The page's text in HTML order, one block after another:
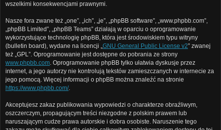
wszelkimi konsekwencjami prawnymi.
Nasze fora zwane też „one”, „ich”, „je”, „phpBB software”, „www.phpbb.com”,
„phpBB Limited”, „phpBB Teams” działają w oparciu o oprogramowanie
wykorzystujące technologię phpBB, która jest środowiskiem typu witryny
(bulletin board), wydane na licencji „GNU General Public License v2” zwanej
też „GPL”. Oprogramowanie jest dostępne do pobrania ze strony
www.phpbb.com. Oprogramowanie phpBB tylko ułatwia dyskusje przez
internet, a jego autorzy nie kontrolują tekstów zamieszczanych w internecie za
jego pomocą. Więcej informacji o phpBB można znaleźć na stronie
https://www.phpbb.com/.
Akceptujesz zakaz publikowania wypowiedzi o charakterze obraźliwym,
oszczerczym, propagującym treści niezgodne z polskim prawem lub
naruszającym cudze prawa autorskie i dobra osobiste. Naruszenie tego